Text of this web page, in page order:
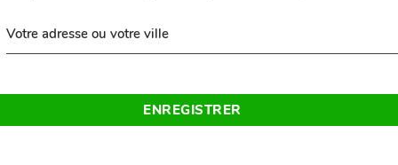
Votre adresse ou votre ville